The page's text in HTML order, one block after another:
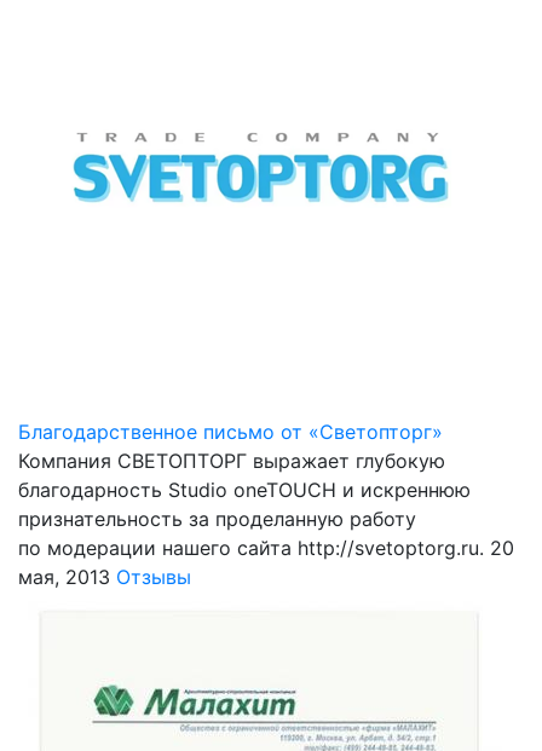
Благодарственное письмо от «Светопторг»
Компания СВЕТОПТОРГ выражает глубокую
благодарность Studio oneTOUCH и искреннюю
признательность за проделанную работу
по модерации нашего сайта http://svetoptorg.ru. 20
мая, 2013 Отзывы